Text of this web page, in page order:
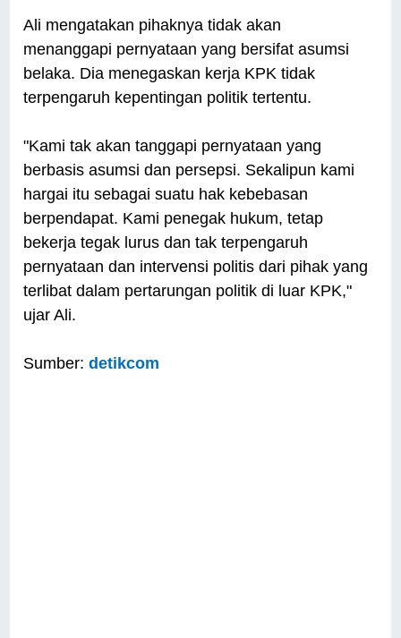
Ali mengatakan pihaknya tidak akan
menanggapi pernyataan yang bersifat asumsi
belaka. Dia menegaskan kerja KPK tidak
terpengaruh kepentingan politik tertentu.
"Kami tak akan tanggapi pernyataan yang
berbasis asumsi dan persepsi. Sekalipun kami
hargai itu sebagai suatu hak kebebasan
berpendapat. Kami penegak hukum, tetap
bekerja tegak lurus dan tak terpengaruh
pernyataan dan intervensi politis dari pihak yang
terlibat dalam pertarungan politik di luar KPK,"
ujar Ali.
Sumber:detikcom